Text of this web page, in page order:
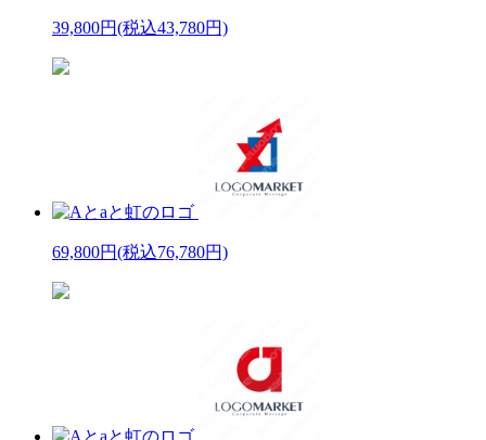
39,800円(税込43,780円)
69,800円(税込76,780円)